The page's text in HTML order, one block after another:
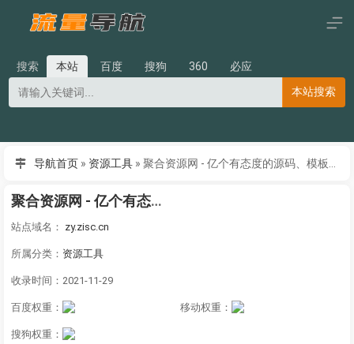
搜索 本站 百度 搜狗 360
必应
本站搜索
导航首页 » 资源工具 »
聚合资源网 - 亿个有态度的源码、模板、视频和教程资源分享平台
站点域名： zy.zisc.cn
所属分类： 资源工具
收录时间：2021-11-29
百度权重： 移动权重：
搜狗权重：